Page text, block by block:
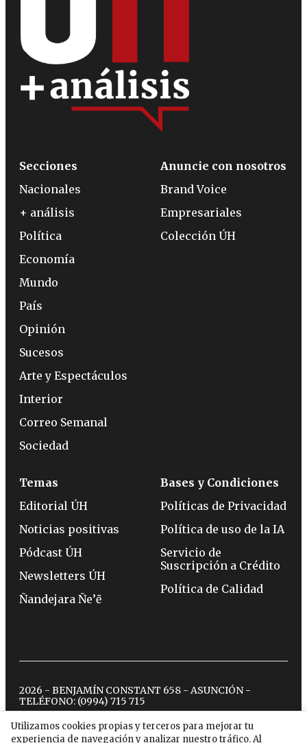
Utilizamos cookies propias y terceros para mejorar tu
experiencia de navegación y analizar nuestro tráfico. Al
Secciones
Nacionales
+ análisis
Política
Economía
Mundo
País
Opinión
Sucesos
Arte y Espectáculos
Interior
Correo Semanal
Sociedad
Anuncie con nosotros
Brand Voice
Empresariales
Colección ÚH
Temas
Editorial ÚH
Noticias positivas
Pódcast ÚH
Newsletters ÚH
Ñandejara Ñe’ẽ
Bases y Condiciones
Políticas de Privacidad
Política de uso de la IA
Servicio de
Suscripción a Crédito
Política de Calidad
2026 - BENJAMÍN CONSTANT 658 - ASUNCIÓN -
TELÉFONO: (0994) 715 715